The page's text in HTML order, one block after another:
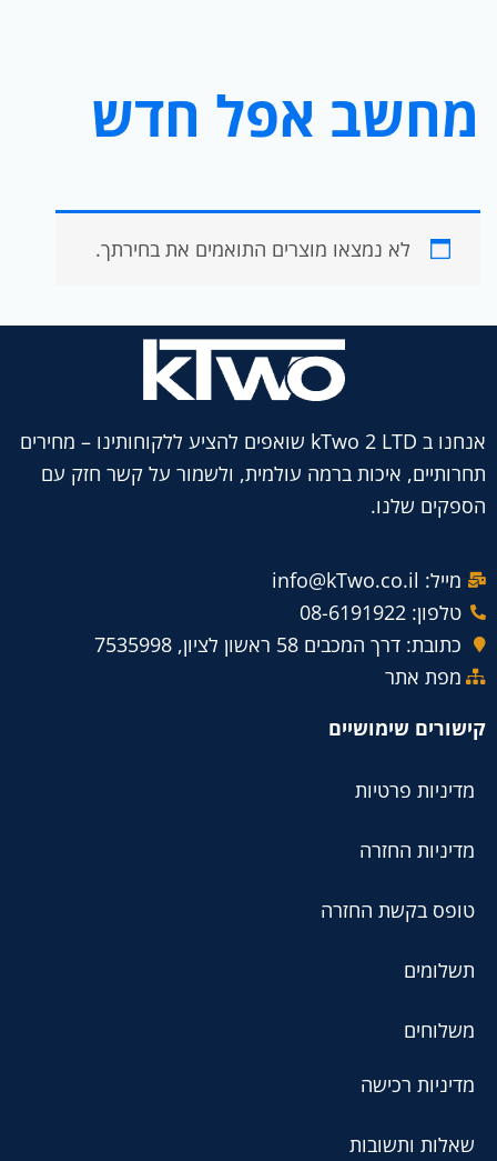
מחשב אפל חדש
לא נמצאו מוצרים התואמים את בחירתך.
אנחנו ב kTwo 2 LTD שואפים להציע ללקוחותינו – מחירים
תחרותיים, איכות ברמה עולמית, ולשמור על קשר חזק עם
הספקים שלנו.
מייל: info@kTwo.co.il
טלפון: 08-6191922
כתובת: דרך המכבים 58 ראשון לציון, 7535998
מפת אתר
קישורים שימושיים
מדיניות פרטיות
מדיניות החזרה
טופס בקשת החזרה
תשלומים
משלוחים
מדיניות רכישה
שאלות ותשובות